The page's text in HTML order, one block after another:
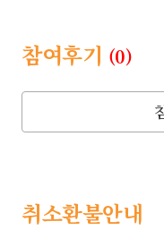
참여후기 (0)
취소환불안내